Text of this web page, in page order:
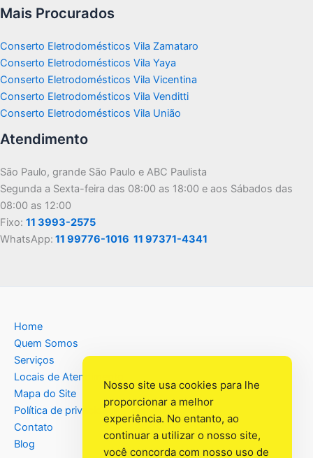
Mais Procurados
Conserto Eletrodomésticos Vila Zamataro
Conserto Eletrodomésticos Vila Yaya
Conserto Eletrodomésticos Vila Vicentina
Conserto Eletrodomésticos Vila Venditti
Conserto Eletrodomésticos Vila União
Atendimento
São Paulo, grande São Paulo e ABC Paulista
Segunda a Sexta-feira das 08:00 as 18:00 e aos Sábados das
08:00 as 12:00
Fixo: 11 3993-2575
WhatsApp: 11 99776-1016 11 97371-4341
Home
Quem Somos
Serviços
Locais de Atendimento
Mapa do Site
Política de privacidade
Contato
Blog
Nosso site usa cookies para lhe
proporcionar a melhor
experiência. No entanto, ao
continuar a utilizar o nosso site,
você concorda com nosso uso de